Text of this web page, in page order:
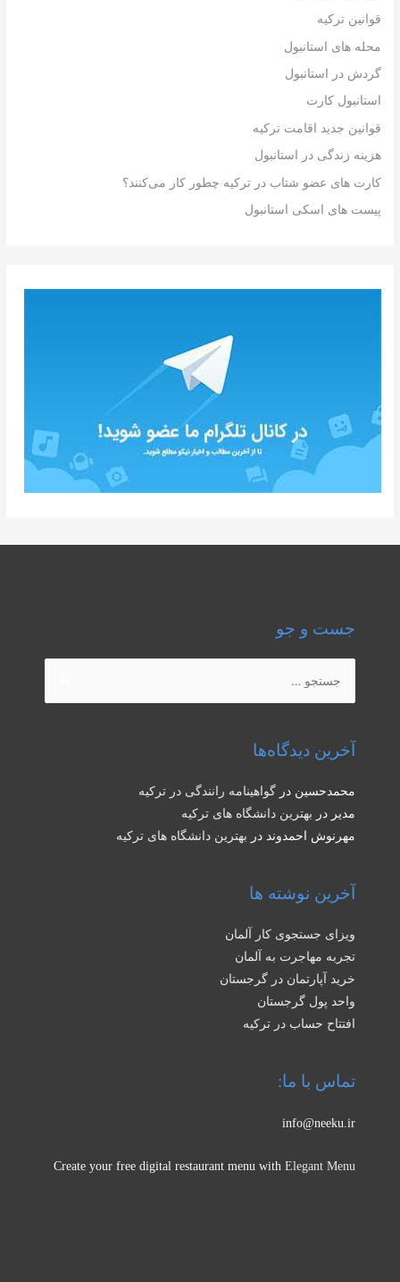
قوانین ترکیه
محله های استانبول
گردش در استانبول
استانبول کارت
قوانین جدید اقامت ترکیه
هزینه زندگی در استانبول
کارت های عضو شتاب در ترکیه چطور کار می‌کنند؟
پیست های اسکی استانبول
جست و جو
برای:
آخرین دیدگاه‌ها
محمدحسین در گواهینامه رانندگی در ترکیه
مدیر در بهترین دانشگاه های ترکیه
مهرنوش احمدوند در بهترین دانشگاه های ترکیه
آخرین نوشته ها
ویزای جستجوی کار آلمان
تجربه مهاجرت به آلمان
خرید آپارتمان در گرجستان
واحد پول گرجستان
افتتاح حساب در ترکیه
تماس با ما:
info@neeku.ir
Create your free digital restaurant menu with Elegant Menu